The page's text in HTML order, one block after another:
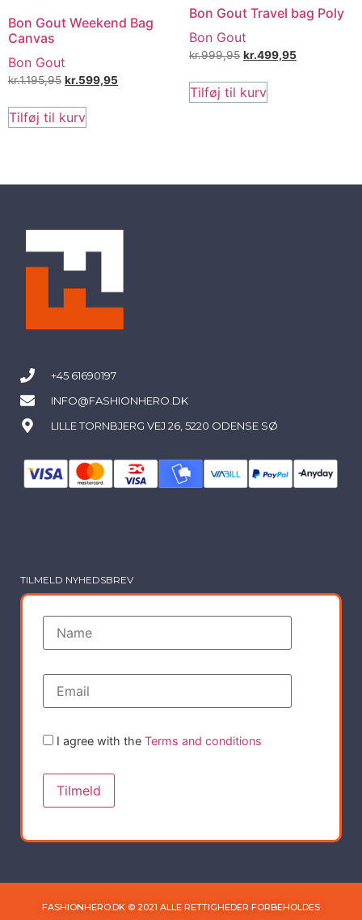
Bon Gout Weekend Bag
Canvas
Bon Gout
kr.1.195,95 kr.599,95
Tilføj til kurv
Bon Gout Travel bag Poly
Bon Gout
kr.999,95 kr.499,95
Tilføj til kurv
+45 61690197
INFO@FASHIONHERO.DK
LILLE TORNBJERG VEJ 26, 5220 ODENSE SØ
TILMELD NYHEDSBREV
I agree with the Terms and conditions
FASHIONHERO.DK © 2021 ALLE RETTIGHEDER FORBEHOLDES